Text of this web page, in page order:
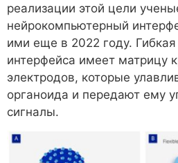
реализации этой цели
нейрокомпьютерный
ими еще в 2022 году. Гибкая
интерфейса имеет матрицу
электродов, которые
органоида и передают ему
сигналы.